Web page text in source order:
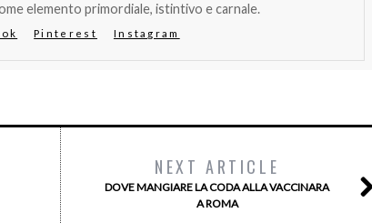
elemento primordiale, istintivo e carnale.
Pinterest Instagram
NEXT ARTICLE
DOVE MANGIARE LA CODA ALLA VACCINARA
A ROMA